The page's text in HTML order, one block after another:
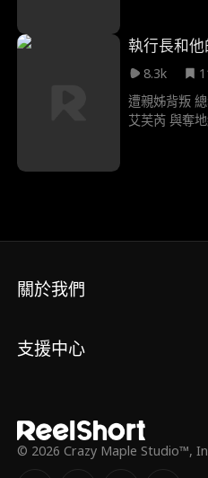
排擠，卻藏着
查父母被陷害
的 “師父”。
穿厲決明、沈
最終南霆求婚
執行長和
8.3k
遭親姊背叛
艾芙芮 與奪
關於我們
支援中心
© 2026 Crazy Maple Studio™,